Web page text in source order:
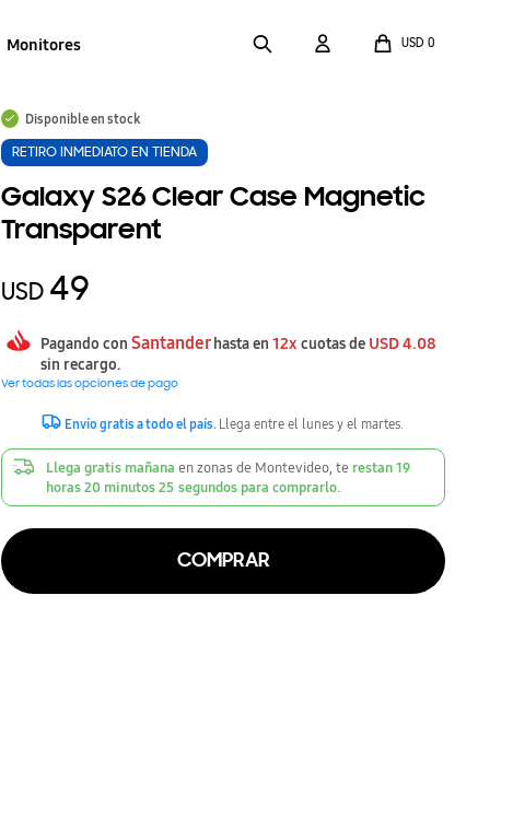
Monitores USD 0
Disponible en stock
RETIRO INMEDIATO EN TIENDA
Galaxy S26 Clear Case Magnetic
Transparent
USD 49
Pagando con Santander hasta en 12x cuotas de USD4.08
sin recargo.
Ver todas las opciones de pago
Envío gratis a todo el país. Llega entre el lunes y el martes.
Llega gratis mañana en zonas de Montevideo, te restan19
horas20 minutos25 segundos para comprarlo.
COMPRAR